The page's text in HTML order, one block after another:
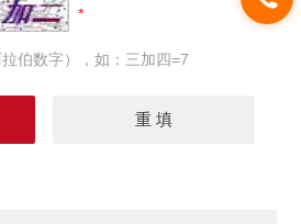
伯数字），如：三加四=7